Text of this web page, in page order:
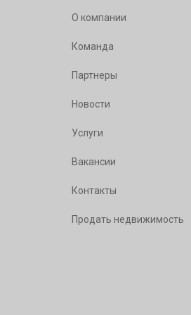
О компании
Команда
Партнеры
Новости
Услуги
Вакансии
Контакты
Продать недвижимость